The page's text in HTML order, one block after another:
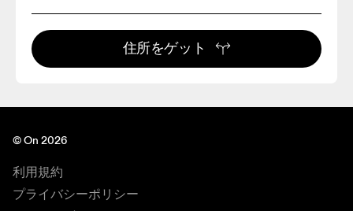
住所をゲット
© On 2026
利用規約
プライバシーポリシー